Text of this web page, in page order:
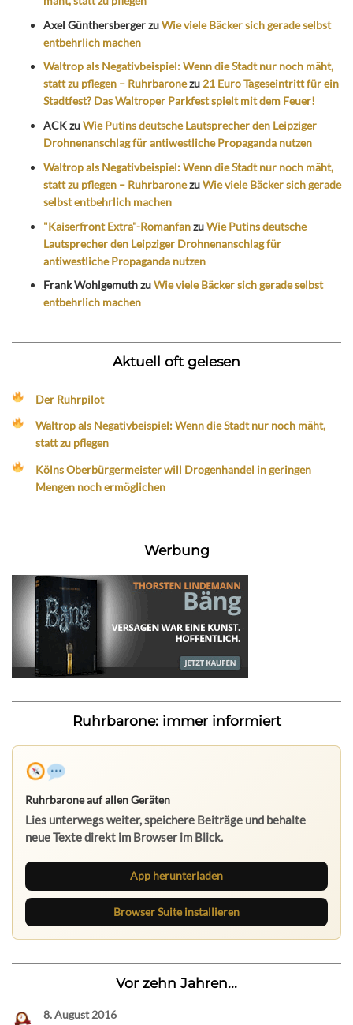
Axel GünthersbergerzuWie viele Bäcker sich gerade selbst
entbehrlich machen
Waltrop als Negativbeispiel: Wenn die Stadt nur noch mäht,
statt zu pflegen – Ruhrbaronezu 21 Euro Tageseintritt für ein
Stadtfest? Das Waltroper Parkfest spielt mit dem Feuer!
ACKzuWie Putins deutsche Lautsprecher den Leipziger
Drohnenanschlag für antiwestliche Propaganda nutzen
Waltrop als Negativbeispiel: Wenn die Stadt nur noch mäht,
statt zu pflegen – RuhrbaronezuWie viele Bäcker sich gerade
selbst entbehrlich machen
"Kaiserfront Extra"-RomanfanzuWie Putins deutsche
Lautsprecher den Leipziger Drohnenanschlag für
antiwestliche Propaganda nutzen
Frank WohlgemuthzuWie viele Bäcker sich gerade selbst
entbehrlich machen
Aktuell oft gelesen
Der Ruhrpilot
Waltrop als Negativbeispiel: Wenn die Stadt nur noch mäht,
statt zu pflegen
Kölns Oberbürgermeister will Drogenhandel in geringen
Mengen noch ermöglichen
Werbung
Ruhrbarone: immer informiert
Ruhrbarone auf allen Geräten
Lies unterwegs weiter, speichere Beiträge und behalte
neue Texte direkt im Browser im Blick.
App herunterladen
Browser Suite installieren
Vor zehn Jahren...
8. August 2016